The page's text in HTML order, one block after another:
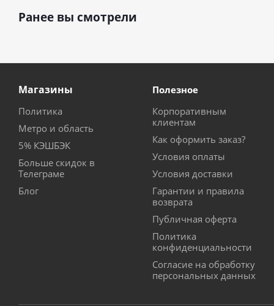
Ранее вы смотрели
Магазины
Политика
Метро и область
5% КЭШБЭК
Больше скидок в
Телеграме
Блог
Полезное
Корпоративным
клиентам
Как оформить заказ?
Условия оплаты
Условия доставки
Гарантии и правила
возврата
Публичная оферта
Политика
конфиденциальности
Согласие на обработку
персональных данных